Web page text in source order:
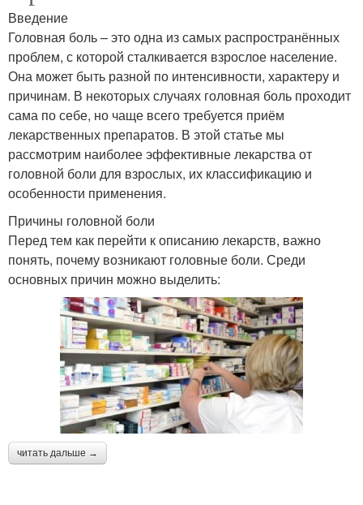
Введение
Головная боль – это одна из самых распространённых
проблем, с которой сталкивается взрослое население.
Она может быть разной по интенсивности, характеру и
причинам. В некоторых случаях головная боль проходит
сама по себе, но чаще всего требуется приём
лекарственных препаратов. В этой статье мы
рассмотрим наиболее эффективные лекарства от
головной боли для взрослых, их классификацию и
особенности применения.
Причины головной боли
Перед тем как перейти к описанию лекарств, важно
понять, почему возникают головные боли. Среди
основных причин можно выделить:
читать дальше →